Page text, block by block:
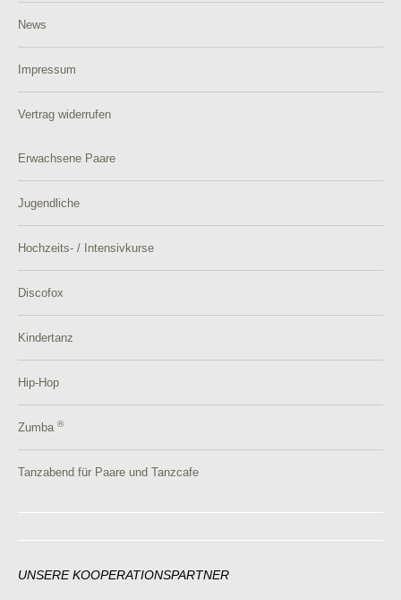
News
Impressum
Vertrag widerrufen
Erwachsene Paare
Jugendliche
Hochzeits- / Intensivkurse
Discofox
Kindertanz
Hip-Hop
Zumba ®
Tanzabend für Paare und Tanzcafe
UNSERE KOOPERATIONSPARTNER